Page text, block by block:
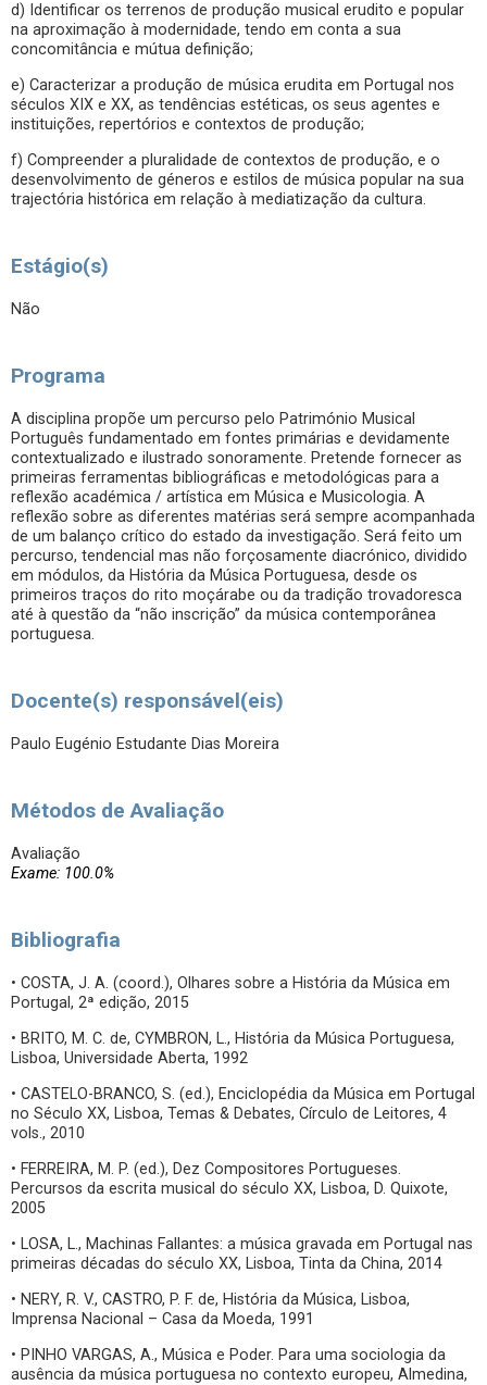
d) Identificar os terrenos de produção musical erudito e popular
na aproximação à modernidade, tendo em conta a sua
concomitância e mútua definição;
e) Caracterizar a produção de música erudita em Portugal nos
séculos XIX e XX, as tendências estéticas, os seus agentes e
instituições, repertórios e contextos de produção;
f) Compreender a pluralidade de contextos de produção, e o
desenvolvimento de géneros e estilos de música popular na sua
trajectória histórica em relação à mediatização da cultura.
Estágio(s)
Não
Programa
A disciplina propõe um percurso pelo Património Musical
Português fundamentado em fontes primárias e devidamente
contextualizado e ilustrado sonoramente. Pretende fornecer as
primeiras ferramentas bibliográficas e metodológicas para a
reflexão académica / artística em Música e Musicologia. A
reflexão sobre as diferentes matérias será sempre acompanhada
de um balanço crítico do estado da investigação. Será feito um
percurso, tendencial mas não forçosamente diacrónico, dividido
em módulos, da História da Música Portuguesa, desde os
primeiros traços do rito moçárabe ou da tradição trovadoresca
até à questão da “não inscrição” da música contemporânea
portuguesa.
Docente(s) responsável(eis)
Paulo Eugénio Estudante Dias Moreira
Métodos de Avaliação
Avaliação
Exame: 100.0%
Bibliografia
• COSTA, J. A. (coord.), Olhares sobre a História da Música em
Portugal, 2ª edição, 2015
• BRITO, M. C. de, CYMBRON, L., História da Música Portuguesa,
Lisboa, Universidade Aberta, 1992
• CASTELO-BRANCO, S. (ed.), Enciclopédia da Música em Portugal
no Século XX, Lisboa, Temas & Debates, Círculo de Leitores, 4
vols., 2010
• FERREIRA, M. P. (ed.), Dez Compositores Portugueses.
Percursos da escrita musical do século XX, Lisboa, D. Quixote,
2005
• LOSA, L., Machinas Fallantes: a música gravada em Portugal nas
primeiras décadas do século XX, Lisboa, Tinta da China, 2014
• NERY, R. V., CASTRO, P. F. de, História da Música, Lisboa,
Imprensa Nacional – Casa da Moeda, 1991
• PINHO VARGAS, A., Música e Poder. Para uma sociologia da
ausência da música portuguesa no contexto europeu, Almedina,